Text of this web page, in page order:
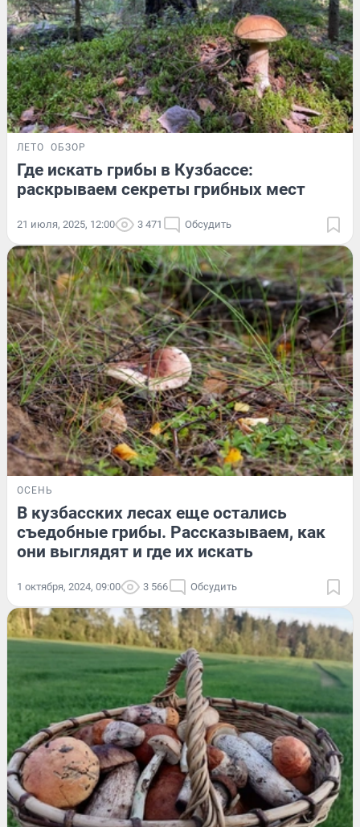
ЛЕТО ОБЗОР
Где искать грибы в Кузбассе:
раскрываем секреты грибных мест
21 июля, 2025, 12:00 3 471 Обсудить
ОСЕНЬ
В кузбасских лесах еще остались
съедобные грибы. Рассказываем, как
они выглядят и где их искать
1 октября, 2024, 09:00 3 566 Обсудить